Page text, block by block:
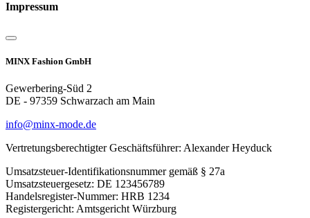
Impressum
MINX Fashion GmbH
Gewerbering-Süd 2
DE - 97359 Schwarzach am Main
info@minx-mode.de
Vertretungsberechtigter Geschäftsführer: Alexander Heyduck
Umsatzsteuer-Identifikationsnummer gemäß § 27a
Umsatzsteuergesetz: DE 123456789
Handelsregister-Nummer: HRB 1234
Registergericht: Amtsgericht Würzburg